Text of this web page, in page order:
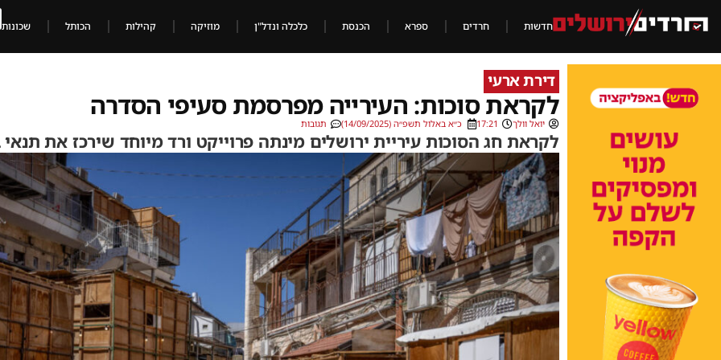
חדשות חרדים ספרא הכנסת כלכלה ונדל"ן מוזיקה קהילות הכותל שכונות
דירת ארעי
לקראת סוכות: העירייה מפרסמת סעיפי הסדרה
יואל וולך 17:21 כ״א באלול תשפ״ה (14/09/2025) תגובות
לקראת חג הסוכות עיריית ירושלים מינתה פרוייקט ורד מיוחד שירכז את